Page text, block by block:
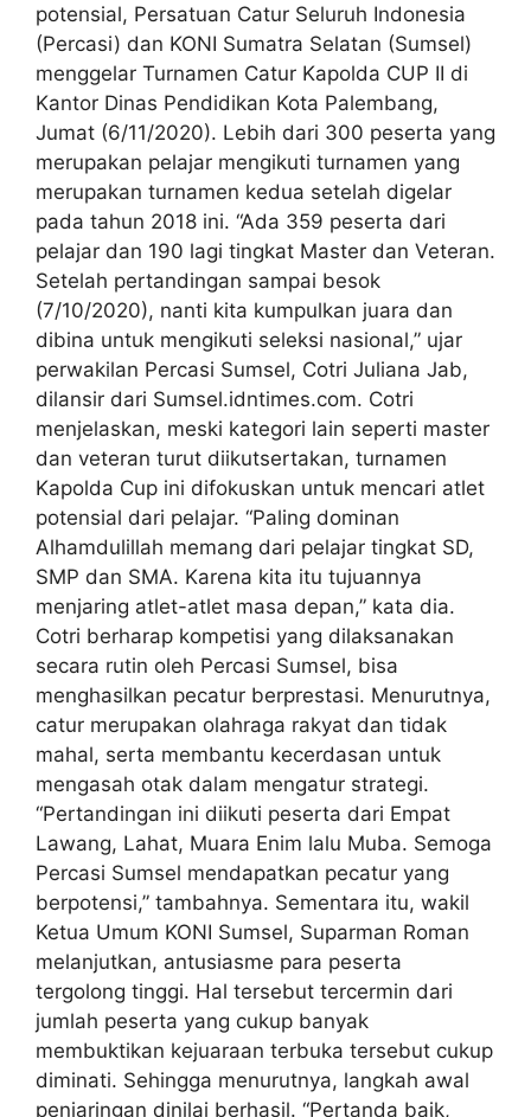
potensial, Persatuan Catur Seluruh Indonesia
(Percasi) dan KONI Sumatra Selatan (Sumsel)
menggelar Turnamen Catur Kapolda CUP II di
Kantor Dinas Pendidikan Kota Palembang,
Jumat (6/11/2020). Lebih dari 300 peserta yang
merupakan pelajar mengikuti turnamen yang
merupakan turnamen kedua setelah digelar
pada tahun 2018 ini. “Ada 359 peserta dari
pelajar dan 190 lagi tingkat Master dan Veteran.
Setelah pertandingan sampai besok
(7/10/2020), nanti kita kumpulkan juara dan
dibina untuk mengikuti seleksi nasional,” ujar
perwakilan Percasi Sumsel, Cotri Juliana Jab,
dilansir dari Sumsel.idntimes.com. Cotri
menjelaskan, meski kategori lain seperti master
dan veteran turut diikutsertakan, turnamen
Kapolda Cup ini difokuskan untuk mencari atlet
potensial dari pelajar. “Paling dominan
Alhamdulillah memang dari pelajar tingkat SD,
SMP dan SMA. Karena kita itu tujuannya
menjaring atlet-atlet masa depan,” kata dia.
Cotri berharap kompetisi yang dilaksanakan
secara rutin oleh Percasi Sumsel, bisa
menghasilkan pecatur berprestasi. Menurutnya,
catur merupakan olahraga rakyat dan tidak
mahal, serta membantu kecerdasan untuk
mengasah otak dalam mengatur strategi.
“Pertandingan ini diikuti peserta dari Empat
Lawang, Lahat, Muara Enim lalu Muba. Semoga
Percasi Sumsel mendapatkan pecatur yang
berpotensi,” tambahnya. Sementara itu, wakil
Ketua Umum KONI Sumsel, Suparman Roman
melanjutkan, antusiasme para peserta
tergolong tinggi. Hal tersebut tercermin dari
jumlah peserta yang cukup banyak
membuktikan kejuaraan terbuka tersebut cukup
diminati. Sehingga menurutnya, langkah awal
penjaringan dinilai berhasil. “Pertanda baik,